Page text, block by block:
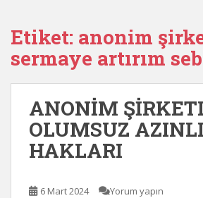
Etiket: anonim
sermaye artırım
ANONİM
OLUMSUZ
HAKLARI
6 Mart 2024 Yorum yapın